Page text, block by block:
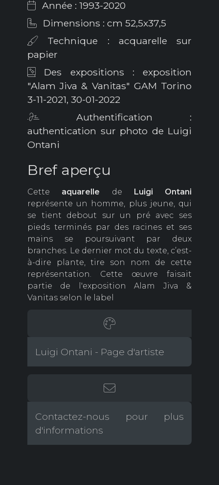
Année : 1993-2020
Dimensions : cm 52,5x37,5
Technique : acquarelle sur
papier
Des expositions : exposition
"Alam Jiva & Vanitas" GAM Torino
3-11-2021, 30-01-2022
Authentification :
authentication sur photo de Luigi
Ontani
Bref aperçu
Cette aquarelle de
Luigi Ontani
représente un homme, plus jeune, qui
se tient debout sur un pré avec ses
pieds terminés par des racines et ses
mains se poursuivant par deux
branches. Le dernier mot du texte, c’est-
à-dire plante, tire son nom de cette
représentation. Cette œuvre faisait
partie de l'exposition Alam Jiva &
Vanitas selon le label
Luigi Ontani - Page d'artiste
Contactez-nous pour plus
d'informations